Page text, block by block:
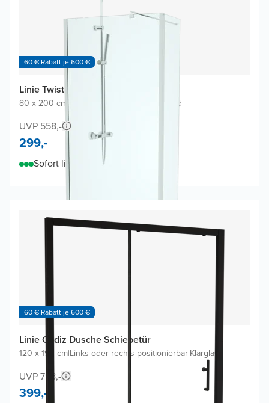
60 € Rabatt je 600 €
Linie Twist Walk-in Dusche
80 x 200 cm Profil Chrom glänzend
UVP 558,-
299,-
Sofort lieferbar
60 € Rabatt je 600 €
Linie Cadiz Dusche Schiebetür
120 x 190 cm|Links oder rechts positionierbar|Klarglas
UVP 798,-
399,-